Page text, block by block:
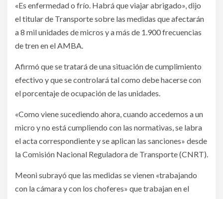
«Es enfermedad o frío. Habrá que viajar abrigado», dijo
el titular de Transporte sobre las medidas que afectarán
a 8 mil unidades de micros y a más de 1.900 frecuencias
de tren en el AMBA.­
Afirmó que se tratará de una situación de cumplimiento
efectivo y que se controlará tal como debe hacerse con
el porcentaje de ocupación de las unidades.­
«Como viene sucediendo ahora, cuando accedemos a un
micro y no está cumpliendo con las normativas, se labra
el acta correspondiente y se aplican las sanciones» desde
la Comisión Nacional Reguladora de Transporte (CNRT).­
Meoni subrayó que las medidas se vienen «trabajando
con la cámara y con los choferes» que trabajan en el